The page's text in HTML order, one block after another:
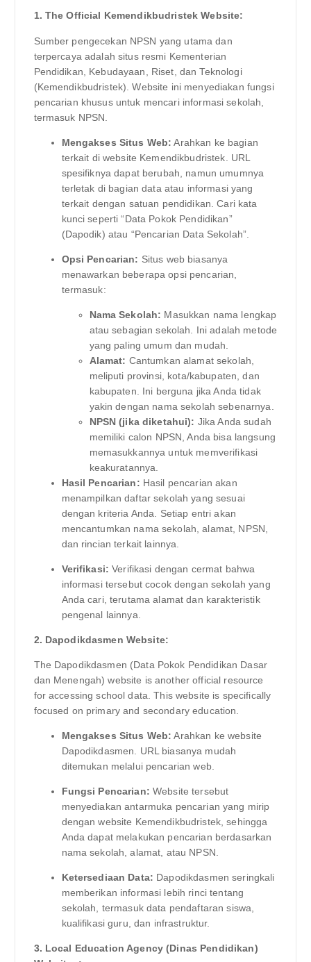
1. The Official Kemendikbudristek Website:
Sumber pengecekan NPSN yang utama dan
terpercaya adalah situs resmi Kementerian
Pendidikan, Kebudayaan, Riset, dan Teknologi
(Kemendikbudristek). Website ini menyediakan fungsi
pencarian khusus untuk mencari informasi sekolah,
termasuk NPSN.
Mengakses Situs Web: Arahkan ke bagian
terkait di website Kemendikbudristek. URL
spesifiknya dapat berubah, namun umumnya
terletak di bagian data atau informasi yang
terkait dengan satuan pendidikan. Cari kata
kunci seperti “Data Pokok Pendidikan”
(Dapodik) atau “Pencarian Data Sekolah”.
Opsi Pencarian: Situs web biasanya
menawarkan beberapa opsi pencarian,
termasuk:
Nama Sekolah: Masukkan nama lengkap
atau sebagian sekolah. Ini adalah metode
yang paling umum dan mudah.
Alamat: Cantumkan alamat sekolah,
meliputi provinsi, kota/kabupaten, dan
kabupaten. Ini berguna jika Anda tidak
yakin dengan nama sekolah sebenarnya.
NPSN (jika diketahui): Jika Anda sudah
memiliki calon NPSN, Anda bisa langsung
memasukkannya untuk memverifikasi
keakuratannya.
Hasil Pencarian: Hasil pencarian akan
menampilkan daftar sekolah yang sesuai
dengan kriteria Anda. Setiap entri akan
mencantumkan nama sekolah, alamat, NPSN,
dan rincian terkait lainnya.
Verifikasi: Verifikasi dengan cermat bahwa
informasi tersebut cocok dengan sekolah yang
Anda cari, terutama alamat dan karakteristik
pengenal lainnya.
2. Dapodikdasmen Website:
The Dapodikdasmen (Data Pokok Pendidikan Dasar
dan Menengah) website is another official resource
for accessing school data. This website is specifically
focused on primary and secondary education.
Mengakses Situs Web: Arahkan ke website
Dapodikdasmen. URL biasanya mudah
ditemukan melalui pencarian web.
Fungsi Pencarian: Website tersebut
menyediakan antarmuka pencarian yang mirip
dengan website Kemendikbudristek, sehingga
Anda dapat melakukan pencarian berdasarkan
nama sekolah, alamat, atau NPSN.
Ketersediaan Data: Dapodikdasmen seringkali
memberikan informasi lebih rinci tentang
sekolah, termasuk data pendaftaran siswa,
kualifikasi guru, dan infrastruktur.
3. Local Education Agency (Dinas Pendidikan)